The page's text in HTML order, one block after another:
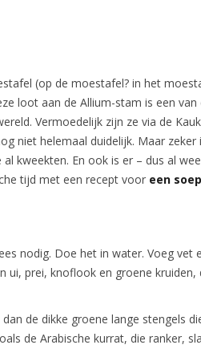
(op de moestafel? in het
loot aan de Allium-stam is een van
Vermoedelijk zijn ze via de
niet helemaal duidelijk. Maar zeker
kweekten. En ook is er – dus al
tijd met een recept voor een
nodig. Doe het in water. Voeg vet
ui, prei, knoflook en groene kruiden,
de dikke groene lange stengels
de Arabische kurrat, die ranker,